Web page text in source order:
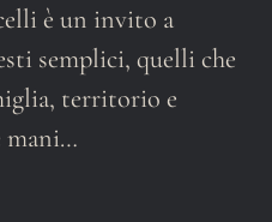
è un invito a
semplici, quelli che
territorio e
mani…